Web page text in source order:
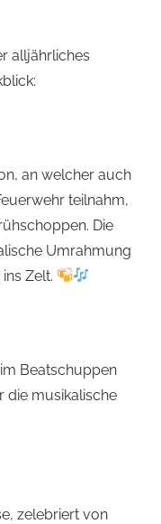
alljährliches
an welcher auch
teilnahm,
Die
Umrahmung
Zelt.
Beatschuppen
die musikalische
zelebriert von